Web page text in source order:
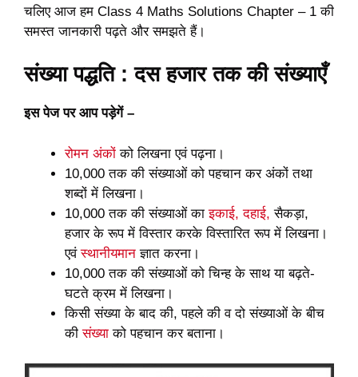
चलिए आज हम Class 4 Maths Solutions Chapter – 1 की
समस्त जानकारी पढ़ते और समझते हैं।
संख्या पद्धति : दस हजार तक की संख्याएँ
इस पेज पर आप पड़ेगें –
रोमन अंकों को लिखना एवं पढ़ना।
10,000 तक की संख्याओं को पहचान कर अंकों तथा
शब्दों में लिखना।
10,000 तक की संख्याओं काइकाई, दहाई, सैकड़ा,
हजार के रूप में विस्तार करके विस्तारित रूप में लिखना।
एवंस्थानीयमान ज्ञात करना।
10,000 तक की संख्याओं को चिन्ह के साथ या बढ़ते-
घटते क्रम में लिखना।
किसी संख्या के बाद की, पहले की व दो संख्याओं के बीच
कीसंख्या को पहचान कर बताना।